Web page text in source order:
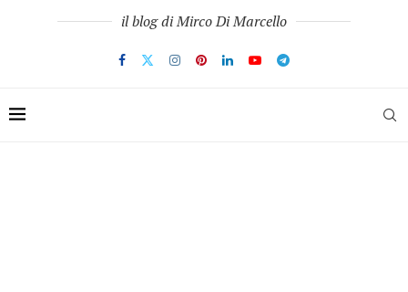
il blog di Mirco Di Marcello